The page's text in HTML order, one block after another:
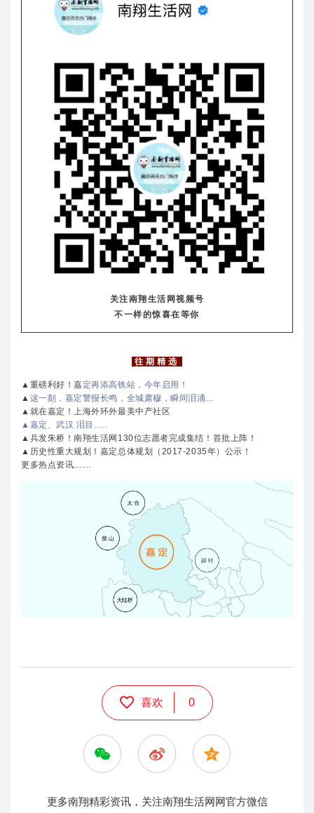
关注南翔生活网视频号
不一样的惊喜在等你
往 期 精 选
▲重磅利好！嘉定再添高铁站，今年启用！
▲ 这一刻，嘉定警报长鸣，全城肃穆，瞬间泪涌…
▲就在嘉定！上海外环外最美中产社区
▲嘉定、武汉 泪目…..
▲兵发朱桥！南翔生活网130位志愿者完成集结！ 首批上阵！
▲ 历史性重大规划！嘉定总体规划（2017-2035年）公示！
更多热点资讯……
喜欢 0
更多南翔精彩资讯，关注南翔生活网网官方微信